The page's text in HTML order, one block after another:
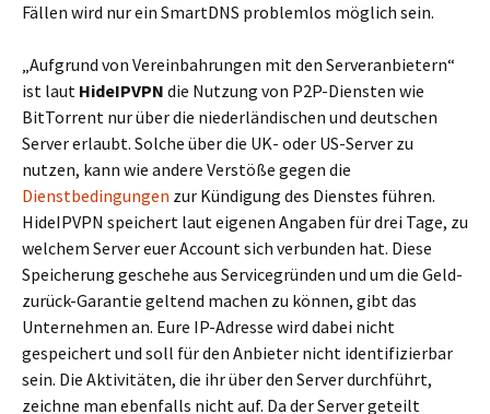
Fällen wird nur ein SmartDNS problemlos möglich sein.
„Aufgrund von Vereinbahrungen mit den Serveranbietern“
ist laut HideIPVPN die Nutzung von P2P-Diensten wie
BitTorrent nur über die niederländischen und deutschen
Server erlaubt. Solche über die UK- oder US-Server zu
nutzen, kann wie andere Verstöße gegen die
Dienstbedingungen zur Kündigung des Dienstes führen.
HideIPVPN speichert laut eigenen Angaben für drei Tage, zu
welchem Server euer Account sich verbunden hat. Diese
Speicherung geschehe aus Servicegründen und um die Geld-
zurück-Garantie geltend machen zu können, gibt das
Unternehmen an. Eure IP-Adresse wird dabei nicht
gespeichert und soll für den Anbieter nicht identifizierbar
sein. Die Aktivitäten, die ihr über den Server durchführt,
zeichne man ebenfalls nicht auf. Da der Server geteilt